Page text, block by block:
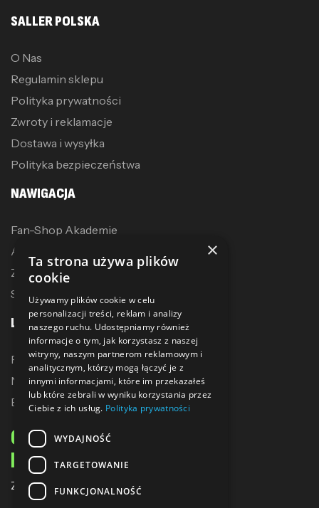
SALLER POLSKA
O Nas
Regulamin sklepu
Polityka prywatności
Zwroty i reklamacje
Dostawa i wysyłka
Polityka bezpieczeństwa
NAWIGACJA
Fan-Shop Akademie
Akcesoria treningowe
Zostań dystrybutorem
Sublimacja
LINKI
Promocje
Nowe produkty
Bestsellery
ODBIERZ 10% ZNIŻKI
NA PIERWSZE ZAKUPY
Zapisz się do naszego newslettera
×
Ta strona używa plików
cookie
Używamy plików cookie w celu
personalizacji treści, reklam i analizy
naszego ruchu. Udostępniamy również
informacje o tym, jak korzystasz z naszej
witryny, naszym partnerom reklamowym i
analitycznym, którzy mogą łączyć je z
innymi informacjami, które im przekazałeś
lub które zebrali w wyniku korzystania przez
Ciebie z ich usług. Polityka prywatności
WYDAJNOŚĆ
TARGETOWANIE
FUNKCJONALNOŚĆ